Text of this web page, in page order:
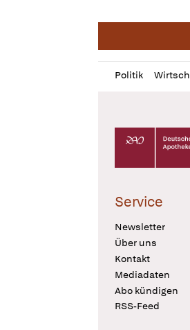
Politik
Profil
öffnen
Daz
Pur
Deutscher
Service
Newsletter
Über uns
Kontakt
Mediadaten
Abo kündigen
RSS-Feed